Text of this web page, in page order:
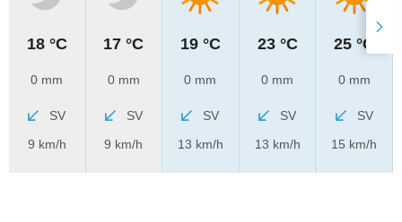
18 °C
0 mm
SV
9 km/h
17 °C
0 mm
SV
9 km/h
19 °C
0 mm
SV
13 km/h
23 °C
0 mm
SV
13 km/h
25 °C
0 mm
SV
15 km/h